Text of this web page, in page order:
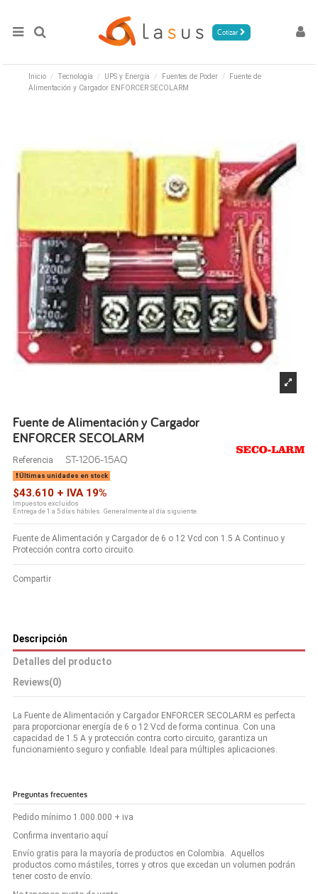
Cotizar
Inicio Tecnología UPS y Energía Fuentes de Poder
Fuente de
Alimentación y Cargador ENFORCER SECOLARM
Fuente de Alimentación y Cargador
ENFORCER SECOLARM
Referencia ST-1206-1.5AQ
Últimas unidades en stock
$43.610 + IVA 19%
Impuestos excluidos
Entrega de 1 a 5 días hábiles. Generalmente al día siguiente.
Fuente de Alimentación y Cargador de 6 o 12 Vcd con 1.5 A Continuo y
Protección contra corto circuito.
Compartir
Descripción
Detalles del producto
Reviews(0)
La Fuente de Alimentación y Cargador ENFORCER SECOLARM es perfecta
para proporcionar energía de 6 o 12 Vcd de forma continua. Con una
capacidad de 1.5 A y protección contra corto circuito, garantiza un
funcionamiento seguro y confiable. Ideal para múltiples aplicaciones.
Preguntas frecuentes
Pedido mínimo 1.000.000 + iva
Confirma inventario aquí
Envío gratis para la mayoría de productos en Colombia. Aquellos
productos como mástiles, torres y otros que excedan un volumen podrán
tener costo de envío.